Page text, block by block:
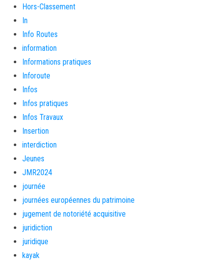
Hors-Classement
In
Info Routes
information
Informations pratiques
Inforoute
Infos
Infos pratiques
Infos Travaux
Insertion
interdiction
Jeunes
JMR2024
journée
journées européennes du patrimoine
jugement de notoriété acquisitive
juridiction
juridique
kayak